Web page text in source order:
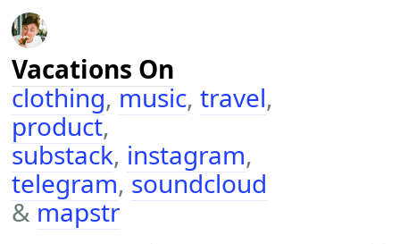
Vacations On
clothing,music,travel,
product,
substack, instagram,
telegram,soundcloud
&mapstr